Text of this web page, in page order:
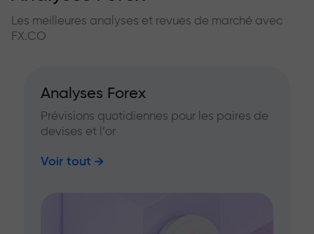
Les meilleures analyses et revues de marché avec
FX.CO
Analyses Forex
Prévisions quotidiennes pour les paires de
devises et l’or
Voir tout